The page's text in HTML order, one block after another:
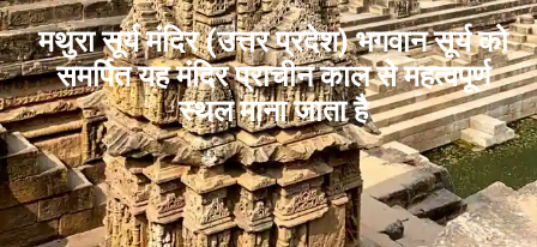
मथुरा सूर्य मंदिर (उत्तर प्रदेश) भगवान सूर्य को
समर्पित यह मंदिर प्राचीन काल से महत्वपूर्ण
स्थल माना जाता है